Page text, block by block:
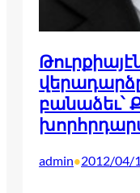
բանաձեւ՝
admin•2012/04/